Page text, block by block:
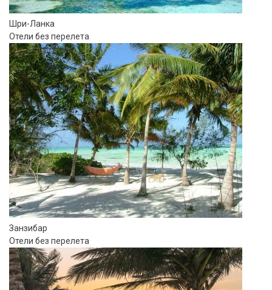
Шри-Ланка
Отели без перелета
Занзибар
Отели без перелета